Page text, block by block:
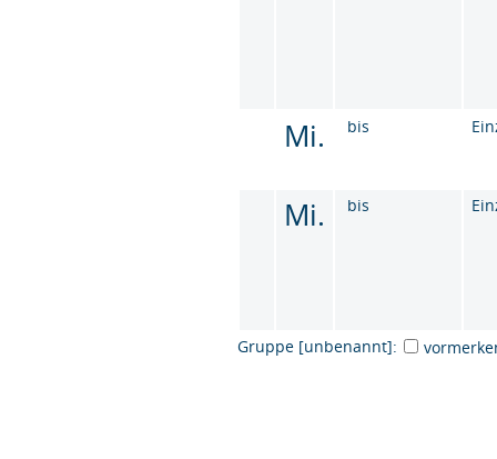
Mi. bis
Mi. bis
Gruppe [unbenannt]: